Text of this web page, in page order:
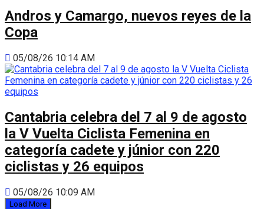
Andros y Camargo, nuevos reyes de la
Copa
05/08/26 10:14 AM
Cantabria celebra del 7 al 9 de agosto
la V Vuelta Ciclista Femenina en
categoría cadete y júnior con 220
ciclistas y 26 equipos
05/08/26 10:09 AM
Load More